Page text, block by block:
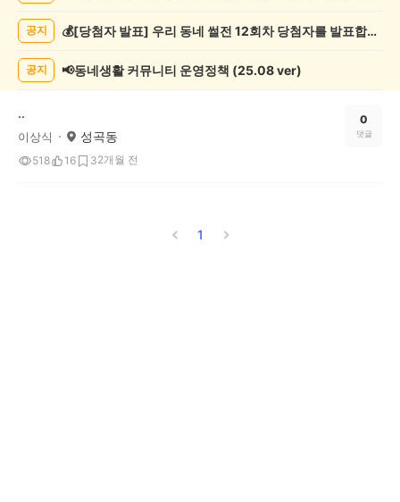
록
공지 💰[당첨자 발표] 우리 동네 썰전 12회차 당첨자를 발표합니다!
공지 📢동네생활 커뮤니티 운영정책 (25.08 ver)
..
이상식 성곡동
518 16 32개월 전
0
댓글
1